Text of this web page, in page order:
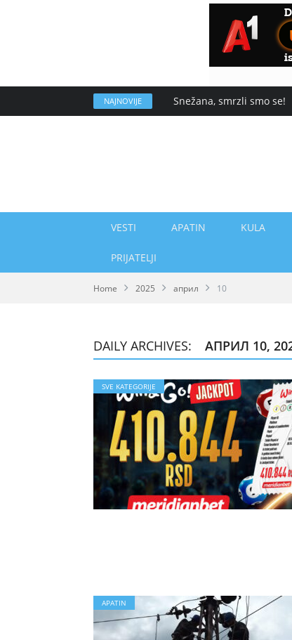
NAJNOVIJE Snežana, smrzli smo se!
VESTI APATIN KULA
PRIJATELJI
Home 2025 април 10
DAILY ARCHIVES: АПРИЛ 10,
SVE KATEGORIJE
APATIN